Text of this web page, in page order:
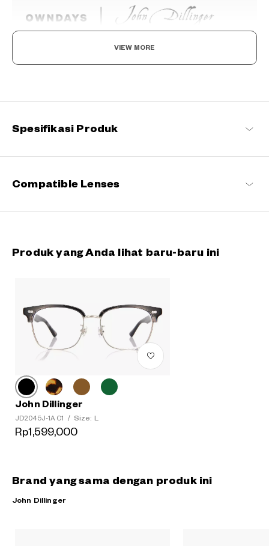
Beyond the Classics
John Dillinger Daftar produk
VIEW MORE
Spesifikasi Produk
Compatible Lenses
Produk yang Anda lihat baru-baru ini
John Dillinger
JD2045J-1A C1 / Size: L
Rp1,599,000
Brand yang sama dengan produk ini
John Dillinger